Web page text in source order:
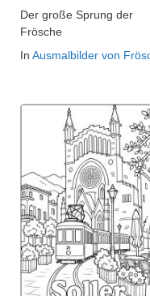
Der große Sprung der
Frösche
In Ausmalbilder von